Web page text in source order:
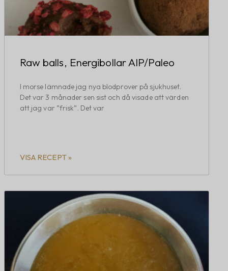
Raw balls, Energibollar AIP/Paleo
I morse lämnade jag nya blodprover på sjukhuset.
Det var 3 månader sen sist och då visade att värden
att jag var ”frisk”. Det var
VISA RECEPT »